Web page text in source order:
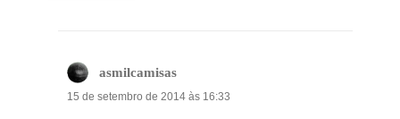
asmilcamisasdisse:
15 de setembro de 2014 às 16:33